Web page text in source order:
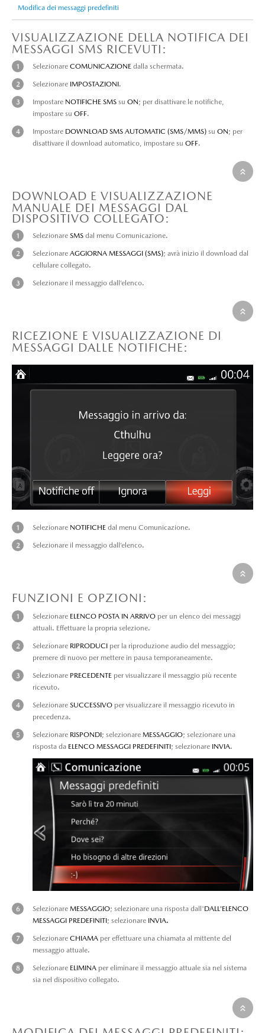
Modifica dei messaggi predefiniti
VISUALIZZAZIONE DELLA NOTIFICA DEI
MESSAGGI SMS RICEVUTI:
Selezionare COMUNICAZIONE dalla schermata.
Selezionare IMPOSTAZIONI.
Impostare NOTIFICHE SMS su ON; per disattivare le notifiche,
impostare su OFF.
Impostare DOWNLOAD SMS AUTOMATIC (SMS/MMS) su ON; per
disattivare il download automatico, impostare su OFF.
DOWNLOAD E VISUALIZZAZIONE
MANUALE DEI MESSAGGI DAL
DISPOSITIVO COLLEGATO:
Selezionare SMS dal menu Comunicazione.
Selezionare AGGIORNA MESSAGGI (SMS); avrà inizio il download dal
cellulare collegato.
Selezionare il messaggio dall’elenco.
RICEZIONE E VISUALIZZAZIONE DI
MESSAGGI DALLE NOTIFICHE:
Selezionare NOTIFICHE dal menu Comunicazione.
Selezionare il messaggio dall’elenco.
FUNZIONI E OPZIONI:
Selezionare ELENCO POSTA IN ARRIVO per un elenco dei messaggi
attuali. Effettuare la propria selezione.
Selezionare RIPRODUCI per la riproduzione audio del messaggio;
premere di nuovo per mettere in pausa temporaneamente.
Selezionare PRECEDENTE per visualizzare il messaggio più recente
ricevuto.
Selezionare SUCCESSIVO per visualizzare il messaggio ricevuto in
precedenza.
Selezionare RISPONDI; selezionare MESSAGGIO; selezionare una
risposta da ELENCO MESSAGGI PREDEFINITI; selezionare INVIA.
Selezionare MESSAGGIO; selezionare una risposta dall'DALL’ELENCO
MESSAGGI PREDEFINITI; selezionare INVIA.
Selezionare CHIAMA per effettuare una chiamata al mittente del
messaggio attuale.
Selezionare ELIMINA per eliminare il messaggio attuale sia nel sistema
sia nel dispositivo collegato.